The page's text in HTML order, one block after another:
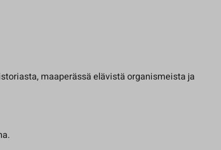
maaperässä elävistä organismeista ja